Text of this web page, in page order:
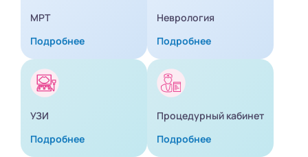
МРТ
Подробнее
Неврология
Подробнее
УЗИ
Подробнее
Процедурный кабинет
Подробнее